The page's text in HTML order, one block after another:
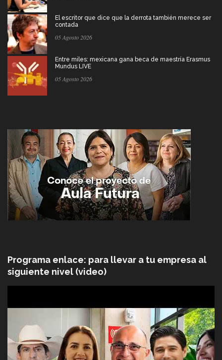
El escritor que dice que la derrota también merece ser
contada
05 Agosto 2026
Entre miles: mexicana gana beca de maestría Erasmus
Mundus LIVE
05 Agosto 2026
Programa enlace: para llevar a tu empresa al
siguiente nivel (video)